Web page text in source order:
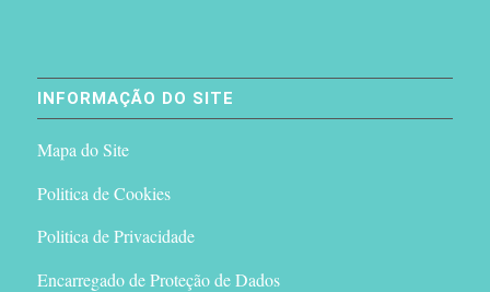
INFORMAÇÃO DO SITE
Mapa do Site
Politica de Cookies
Politica de Privacidade
Encarregado de Proteção de Dados